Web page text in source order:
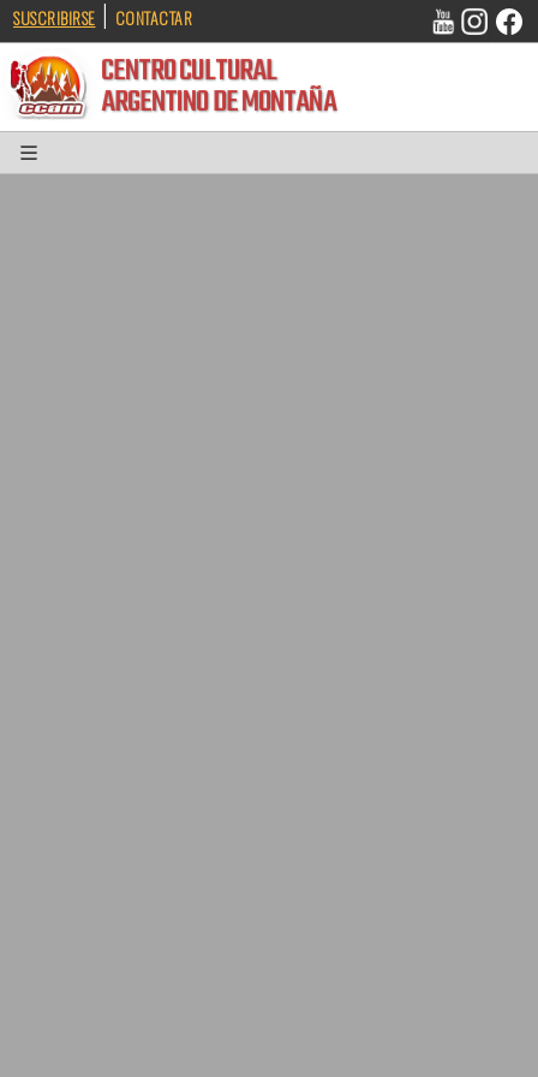
SUSCRIBIRSE | CONTACTAR
CENTRO CULTURAL
ARGENTINO DE MONTAÑA